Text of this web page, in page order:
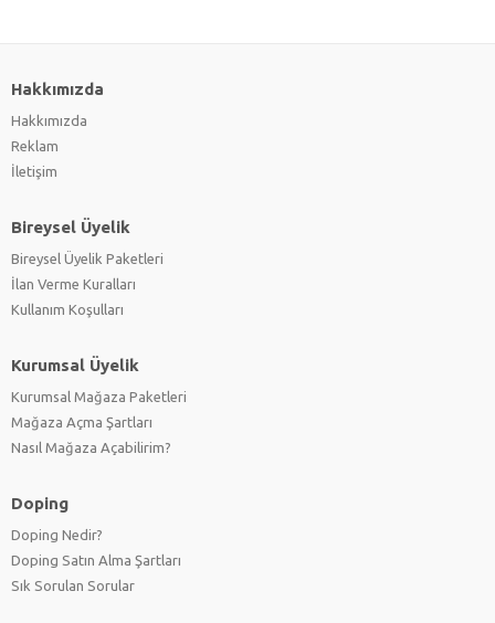
Hakkımızda
Hakkımızda
Reklam
İletişim
Bireysel Üyelik
Bireysel Üyelik Paketleri
İlan Verme Kuralları
Kullanım Koşulları
Kurumsal Üyelik
Kurumsal Mağaza Paketleri
Mağaza Açma Şartları
Nasıl Mağaza Açabilirim?
Doping
Doping Nedir?
Doping Satın Alma Şartları
Sık Sorulan Sorular